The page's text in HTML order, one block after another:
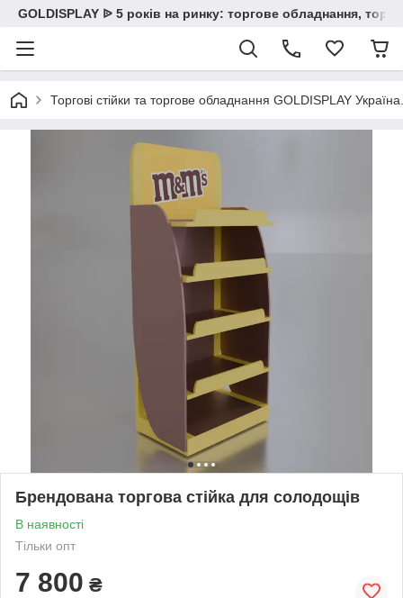
GOLDISPLAY ᐉ 5 років на ринку: торгове обладнання,
Торгові стійки та торгове обладнання GOLDISPLAY
Брендована торгова стійка для солодощів
В наявності
Тільки опт
7 800 ₴